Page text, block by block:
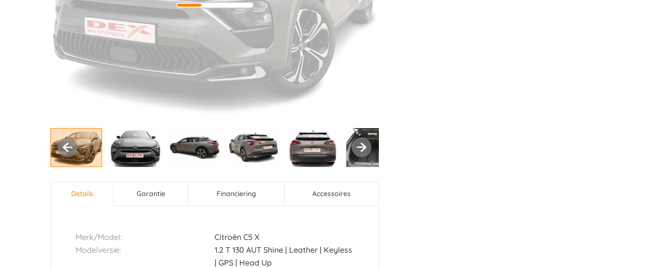
Horizontal tab group
Details
tabblad)
Garantie Financiering Accessoires
Merk/Model:
Citroën C5 X
Modelversie:
1.2 T 130 AUT Shine | Leather | Keyless
| GPS | Head Up